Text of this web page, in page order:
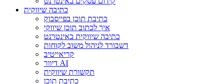
כתיבה שיווקית
כתיבת תוכן בפייסבוק
איך לכתוב תוכן שיווקי
כתיבה שיווקית באינטרנט
דשבורד לניהול משוב לקוחות
קריאייטיב
דיוור AI
תקשורת שיווקית
כתיבת תוכן